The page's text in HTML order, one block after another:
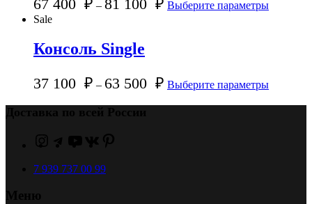
67 400 ₽ – 81 100 ₽ Выберите параметры
Sale
Консоль Single
37 100 ₽ – 63 500 ₽ Выберите параметры
Доставка по всей России
7 939 737 00 99
Меню